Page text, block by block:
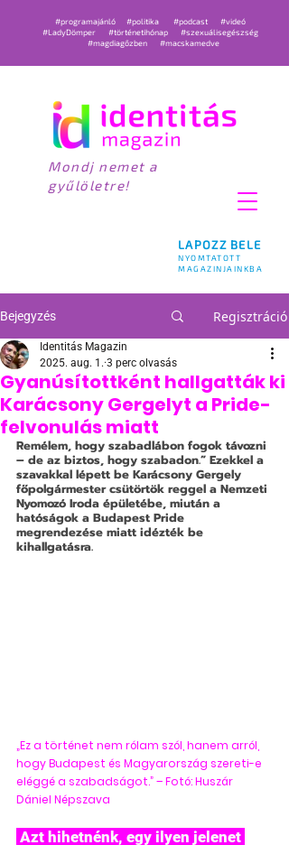
LAPOZZ BELE
NYOMTATOTT
MAGAZINJAINKBA
#programajánló #politika #podcast
#videó
#LadyDömper
#történetihónap
#szexuálisegészség
#magdiagőzben
#macskamedve
Mondj nemet a
gyűlöletre!
Bejegyzés Regisztráció
Gyanúsítottként hallgatták ki
Karácsony Gergelyt a Pride-
felvonulás miatt
Identitás Magazin
2025. aug. 1. 3 perc olvasás
Remélem, hogy szabadlábon fogok távozni
– de az biztos, hogy szabadon.” Ezekkel a
szavakkal lépett be Karácsony Gergely
főpolgármester csütörtök reggel a Nemzeti
Nyomozó Iroda épületébe, miután a
hatóságok a Budapest Pride
megrendezése miatt idézték be
kihallgatásra.
„Ez a történet nem rólam szól, hanem arról,
hogy Budapest és Magyarország szereti-e
eléggé a szabadságot.” – Fotó: Huszár
Dániel Népszava